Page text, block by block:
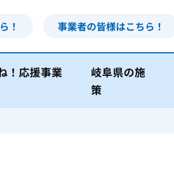
！ 事業者の皆様はこちら！
！応援事業
岐阜県の施
策